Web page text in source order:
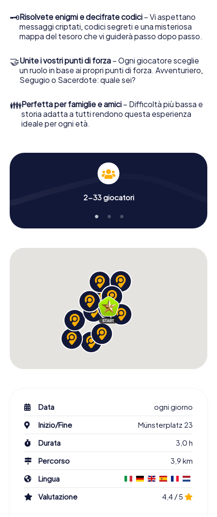
🗝Risolvete enigmi e decifrate codici – Vi aspettano
messaggi criptati, codici segreti e una misteriosa
mappa del tesoro che vi guiderà passo dopo passo.
🤝Unite i vostri punti di forza – Ogni giocatore sceglie
un ruolo in base ai propri punti di forza. Avventuriero,
Segugio o Sacerdote: quale sei?
👪Perfetta per famiglie e amici – Difficoltà più bassa e
storia adatta a tutti rendono questa esperienza
ideale per ogni età.
2-33 giocatori
Data
ogni giorno
Inizio/Fine
Münsterplatz 23
Durata
3,0 h
Percorso
3,9 km
Lingua
Valutazione
4,4 / 5